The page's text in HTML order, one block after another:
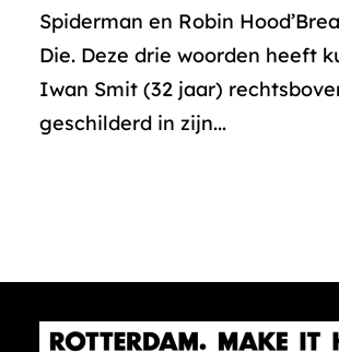
Spiderman en Robin
Die. Deze drie woorden heeft
Iwan Smit (32 jaar)
geschilderd in zijn...